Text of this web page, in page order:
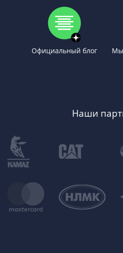
Официальный блог Мы
Наши